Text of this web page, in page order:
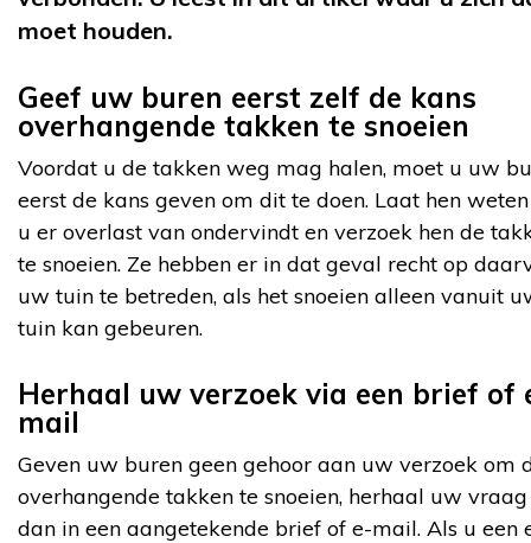
moet houden.
Geef uw buren eerst zelf de kans
overhangende takken te snoeien
Voordat u de takken weg mag halen, moet u uw
eerst de kans geven om dit te doen. Laat hen
u er overlast van ondervindt en verzoek hen de
te snoeien. Ze hebben er in dat geval recht op
uw tuin te betreden, als het snoeien alleen vanuit
tuin kan gebeuren.
Herhaal uw verzoek via een brief of
mail
Geven uw buren geen gehoor aan uw verzoek om
overhangende takken te snoeien, herhaal uw vraag
dan in een aangetekende brief of e-mail. Als u een